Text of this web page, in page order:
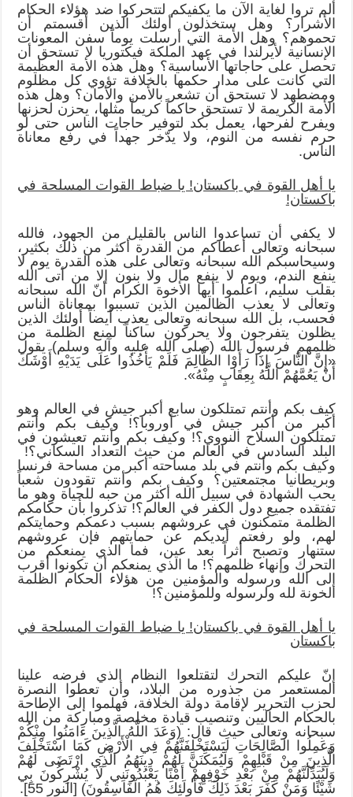
ألم تروا لغاية الآن ما يكفيكم لتتحركوا ضد هؤلاء الحكام
الأشرار؟ وهل ستخذلون أولئك الذين أقسمتم أن
تحموهم؟ وهل الأمة التي أرسلت يوماً سفن المعونات
الإنسانية لأيرلندا في عهد الملكة فيكتوريا لا تستحق أن
تحصل على حاجاتها الأساسية؟ وهل هذه الأمة العظيمة
التي كانت على مدار حكمها بالخلافة تؤوي كل مظلوم
ومضطهد لا تستحق أن تشعر بالأمن والأمان؟ وهل هذه
الأمة الكريمة لا تستحق حاكماً كريماً مثلها، يحزن لحزنها
ويفرح لفرحها، يعمل بكد لتوفير حاجات الناس حتى لو
حرم نفسه من النوم، ولا يدّخر جهداً في رفع معاناة
الناس.
يا أهل القوة في باكستان! يا ضباط القوات المسلحة في
باكستان!
لا يكفي أن تساعدوا الناس بالقليل من الجهود، فالله
سبحانه وتعالى أعطاكم من القدرة أكثر من ذلك بكثير،
وسيحاسبكم الله سبحانه وتعالى على هذه القدرة يوم لا
ينفع الندم، ويوم لا ينفع مال ولا بنون إلا من أتى الله
بقلب سليم، اعلموا أيها الأخوة الكرام أنّ الله سبحانه
وتعالى لا يعذب الظالمين الذين تسببوا بمعاناة الناس
فحسب، بل الله سبحانه وتعالى يعذب أيضاً أولئك الذين
يظلون يتفرجون ولا يحركون ساكناً لمنع الظلمة من
ظلمهم فرسول الله (صلى الله عليه وآله وسلم) يقول
«إِنَّ النَّاسَ إِذَا رَأَوْا الظَّالِمَ فَلَمْ يَأْخُذُوا عَلَى يَدَيْهِ أَوْشَكَ
أَنْ يَعُمَّهُمْ اللَّهُ بِعِقَابٍ مِنْهُ».
كيف بكم وأنتم تمتلكون سابع أكبر جيش في العالم وهو
أكبر من أكبر جيش في أوروبا؟! وكيف بكم وأنتم
تمتلكون السلاح النووي؟! وكيف بكم وأنتم تعيشون في
البلد السادس في العالم من حيث التعداد السكاني؟!
وكيف بكم وأنتم في بلد مساحته أكبر من مساحة فرنسا
وبريطانيا مجتمعتين؟ وكيف بكم وأنتم تقودون شعباً
يحب الشهادة في سبيل الله أكثر من حبه للحياة وهو ما
تفتقده جميع دول الكفر في العالم؟! تذكروا بأن حكامكم
الظلمة متمكنون في عروشهم بسبب دعمكم وحمايتكم
لهم، ولو رفعتم أيديكم عن حمايتهم فإن عروشهم
ستنهار وتصبح أثراً بعد عين، فما الذي يمنعكم من
التحرك وإنهاء ظلمهم؟! ما الذي يمنعكم أن تكونوا أقرب
إلى الله ورسوله والمؤمنين من هؤلاء الحكام الظلمة
الخونة لله ولرسوله وللمؤمنين؟!
يا أهل القوة في باكستان! يا ضباط القوات المسلحة في
باكستان
إنّ عليكم التحرك لتقتلعوا النظام الذي فرضه علينا
المستعمر من جذوره من البلاد، وأن تعطوا النصرة
لحزب التحرير لإقامة دولة الخلافة، فهلموا إلى الإطاحة
بالحكام الحاليين وتنصيب قيادة مخلصة ومباركة من الله
سبحانه وتعالى حيث قال: (وَعَدَ اللَّهُ الَّذِينَ ءَامَنُوا مِنْكُمْ
وَعَمِلُوا الصَّالِحَاتِ لَيَسْتَخْلِفَنَّهُمْ فِي الْأَرْضِ كَمَا اسْتَخْلَفَ
الَّذِينَ مِنْ قَبْلِهِمْ وَلَيُمَكِّنَنَّ لَهُمْ دِينَهُمُ الَّذِي ارْتَضَى لَهُمْ
وَلَيُبَدِّلَنَّهُمْ مِنْ بَعْدِ خَوْفِهِمْ أَمْنًا يَعْبُدُونَنِي لَا يُشْرِكُونَ بِي
شَيْئًا وَمَنْ كَفَرَ بَعْدَ ذَلِكَ فَأُولَئِكَ هُمُ الْفَاسِقُونَ) [النور 55].